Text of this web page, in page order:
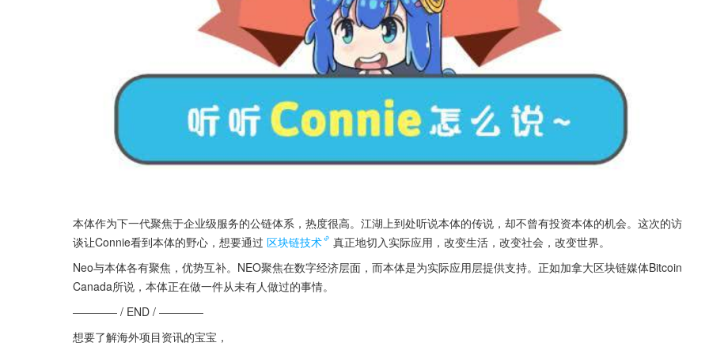
本体作为下一代聚焦于企业级服务的公链体系，热度很高。江湖上到处听说本体的传说，却不曾有投资本体的机会。这次的访
谈让Connie看到本体的野心，想要通过 区块链技术
真正地切入实际应用，改变生活，改变社会，改变世界。
Neo与本体各有聚焦，优势互补。NEO聚焦在数字经济层面，而本体是为实际应用层提供支持。正如加拿大区块链媒体Bitcoin
Canada所说，本体正在做一件从未有人做过的事情。
———— / END / ————
想要了解海外项目资讯的宝宝，